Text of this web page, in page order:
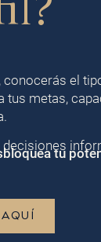
conocerás el
tus metas,
tu